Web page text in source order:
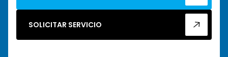
SOLICITAR SERVICIO